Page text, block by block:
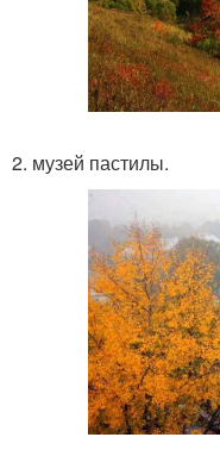
2. музей пастилы.